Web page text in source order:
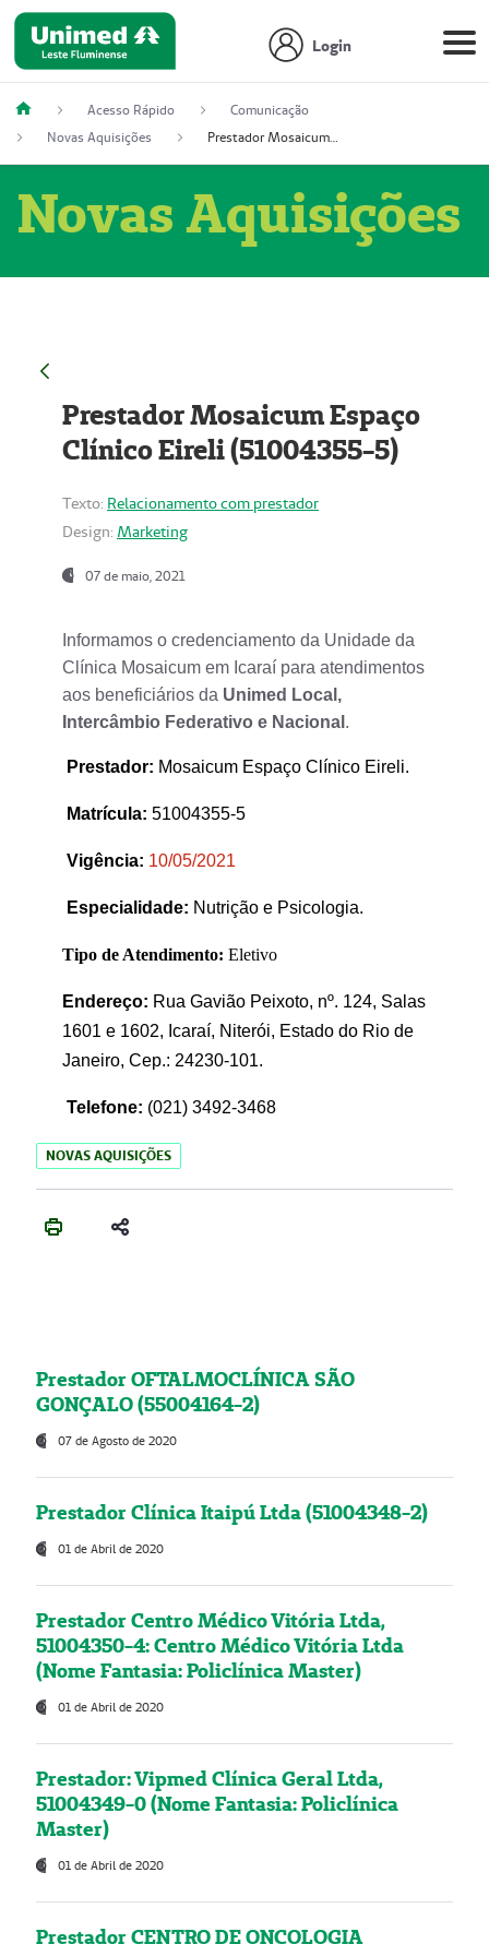
Login
Acesso Rápido
Comunicação
Novas Aquisições
Prestador Mosaicum Espaço Clínico Eireli (51004355-5)
Novas Aquisições
Prestador Mosaicum Espaço
Clínico Eireli (51004355-5)
Texto: Relacionamento com prestador
Design: Marketing
07 de maio, 2021
Informamos o credenciamento da Unidade da
Clínica Mosaicum em Icaraí para atendimentos
aos beneficiários da Unimed Local,
Intercâmbio Federativo e Nacional .
Prestador: Mosaicum Espaço Clínico Eireli.
Matrícula: 51004355-5
Vigência: 10/05/2021
Especialidade: Nutrição e Psicologia.
Tipo de Atendimento: Eletivo
Endereço: Rua Gavião Peixoto, nº. 124, Salas
1601 e 1602, Icaraí, Niterói, Estado do Rio de
Janeiro, Cep.: 24230-101.
Telefone: (021) 3492-3468
NOVAS AQUISIÇÕES
Prestador OFTALMOCLÍNICA SÃO
GONÇALO (55004164-2)
07 de Agosto de 2020
Prestador Clínica Itaipú Ltda (51004348-2)
01 de Abril de 2020
Prestador Centro Médico Vitória Ltda,
51004350-4: Centro Médico Vitória Ltda
(Nome Fantasia: Policlínica Master)
01 de Abril de 2020
Prestador: Vipmed Clínica Geral Ltda,
51004349-0 (Nome Fantasia: Policlínica
Master)
01 de Abril de 2020
Prestador CENTRO DE ONCOLOGIA